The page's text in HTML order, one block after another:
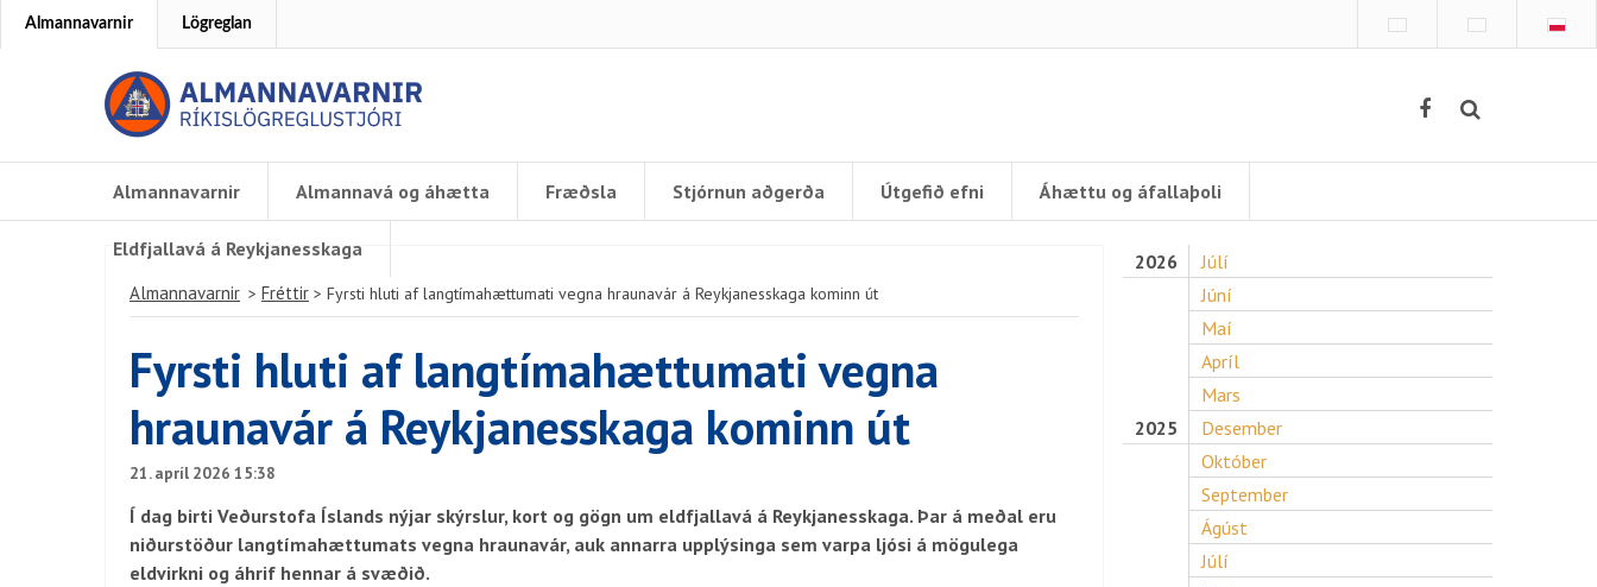
Almannavarnir Lögreglan
Almannavarnir Almannavá og áhætta Fræðsla Stjórnun aðgerða Útgefið efni Áhættu og áfallaþoli
Eldfjallavá á Reykjanesskaga
Almannavarnir > Fréttir > Fyrsti hluti af langtímahættumati vegna hraunavár á Reykjanesskaga kominn út
Fyrsti hluti af langtímahættumati vegna
hraunavár á Reykjanesskaga kominn út
21. apríl 2026 15:38
Í dag birti Veðurstofa Íslands nýjar skýrslur, kort og gögn um eldfjallavá á Reykjanesskaga. Þar á meðal eru
niðurstöður langtímahættumats vegna hraunavár, auk annarra upplýsinga sem varpa ljósi á mögulega
eldvirkni og áhrif hennar á svæðið.
2026
Júlí
Júní
Maí
Apríl
Mars
2025
Desember
Október
September
Ágúst
Júlí